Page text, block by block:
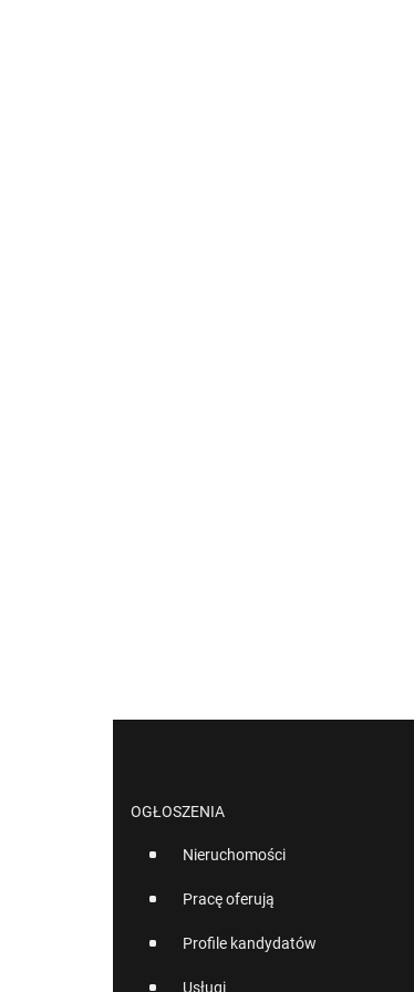
OGŁOSZENIA
Nieruchomości
Pracę oferują
Profile kandydatów
Usługi